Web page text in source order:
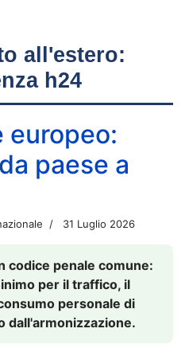
all'estero:
h24
europeo:
paese a
31 Luglio 2026
codice penale comune:
per il traffico, il
personale di
dall'armonizzazione.